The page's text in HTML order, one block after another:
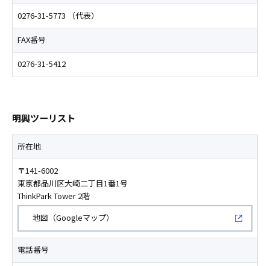
0276-31-5773 （代表）
FAX番号
0276-31-5412
明興ツーリスト
所在地
〒141-6002
東京都品川区大崎二丁目1番1号
ThinkPark Tower 2階
地図（Googleマップ）
電話番号